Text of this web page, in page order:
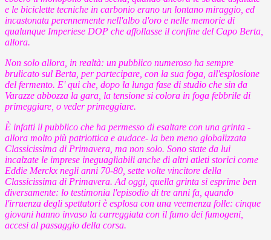
e le biciclette tecniche in carbonio erano un lontano miraggio, ed
incastonata perennemente nell'albo d'oro e nelle memorie di
qualunque Imperiese DOP che affollasse il confine del Capo Berta,
allora.
Non solo allora, in realtà: un pubblico numeroso ha sempre
brulicato sul Berta, per partecipare, con la sua foga, all'esplosione
del fermento. E' qui che, dopo la lunga fase di studio che sin da
Varazze abbozza la gara, la tensione si colora in foga febbrile di
primeggiare, o veder primeggiare.
È infatti il pubblico che ha permesso di esaltare con una grinta -
allora molto più patriottica e audace- la ben meno globalizzata
Classicissima di Primavera, ma non solo. Sono state da lui
incalzate le imprese ineguagliabili anche di altri atleti storici come
Eddie Merckx negli anni 70-80, sette volte vincitore della
Classicissima di Primavera. Ad oggi, quella grinta si esprime ben
diversamente: lo testimonia l'episodio di tre anni fa, quando
l'irruenza degli spettatori è esplosa con una veemenza folle: cinque
giovani hanno invaso la carreggiata con il fumo dei fumogeni,
accesi al passaggio della corsa.